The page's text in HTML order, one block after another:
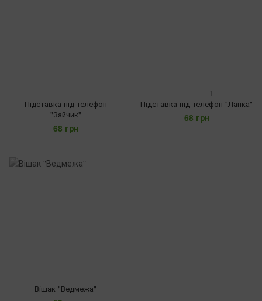
Підставка під телефон
"Зайчик"
68 грн
1
Підставка під телефон "Лапка"
68 грн
Вішак "Ведмежа"